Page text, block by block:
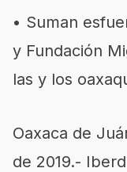
• Suman
y Fundación
las y los
Oaxaca de
de 2019.-